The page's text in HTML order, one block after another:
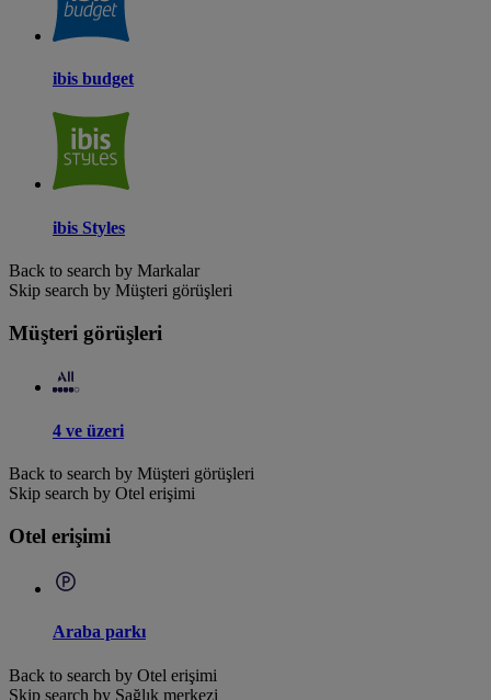
ibis budget
ibis Styles
Back to search by Markalar
Skip search by Müşteri görüşleri
Müşteri görüşleri
4 ve üzeri
Back to search by Müşteri görüşleri
Skip search by Otel erişimi
Otel erişimi
Araba parkı
Back to search by Otel erişimi
Skip search by Sağlık merkezi